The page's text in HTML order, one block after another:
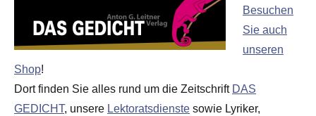
Besuchen
Sie auch
unseren
Shop!
Dort finden Sie alles rund um die Zeitschrift DAS
GEDICHT, unsere Lektoratsdienste sowie Lyriker,